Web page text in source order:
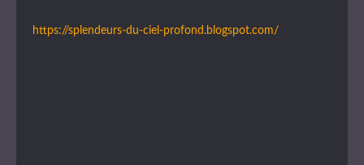
https://splendeurs-du-ciel-profond.blogspot.com/